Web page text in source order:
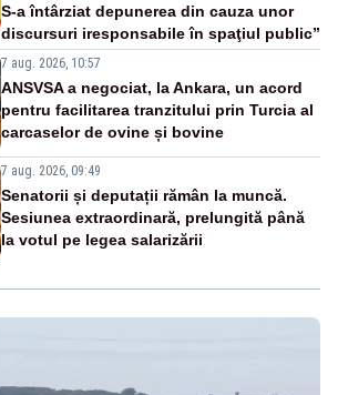
S-a întârziat depunerea din cauza unor
discursuri iresponsabile în spaţiul public”
7 aug. 2026, 10:57
ANSVSA a negociat, la Ankara, un acord
pentru facilitarea tranzitului prin Turcia al
carcaselor de ovine și bovine
7 aug. 2026, 09:49
Senatorii și deputații rămân la muncă.
Sesiunea extraordinară, prelungită până
la votul pe legea salarizării